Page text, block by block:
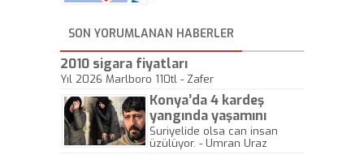
SON YORUMLANAN HABERLER
2010 sigara fiyatları
Yıl 2026 Marlboro 110tl - Zafer
Konya’da 4 kardeş
yangında yaşamını
yitirdi
Suriyelide olsa can insan
üzülüyor. - Umran Uraz